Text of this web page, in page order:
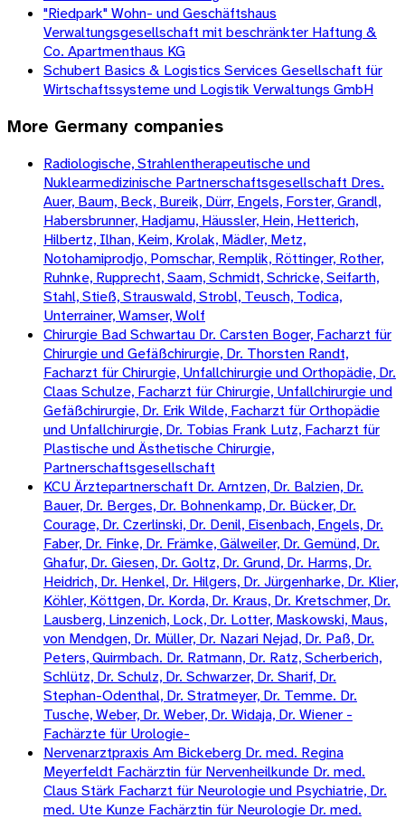
"Riedpark" Wohn- und Geschäftshaus
Verwaltungsgesellschaft mit beschränkter Haftung &
Co. Apartmenthaus KG
Schubert Basics & Logistics Services Gesellschaft für
Wirtschaftssysteme und Logistik Verwaltungs GmbH
More Germany companies
Radiologische, Strahlentherapeutische und
Nuklearmedizinische Partnerschaftsgesellschaft Dres.
Auer, Baum, Beck, Bureik, Dürr, Engels, Forster, Grandl,
Habersbrunner, Hadjamu, Häussler, Hein, Hetterich,
Hilbertz, Ilhan, Keim, Krolak, Mädler, Metz,
Notohamiprodjo, Pomschar, Remplik, Röttinger, Rother,
Ruhnke, Rupprecht, Saam, Schmidt, Schricke, Seifarth,
Stahl, Stieß, Strauswald, Strobl, Teusch, Todica,
Unterrainer, Wamser, Wolf
Chirurgie Bad Schwartau Dr. Carsten Boger, Facharzt für
Chirurgie und Gefäßchirurgie, Dr. Thorsten Randt,
Facharzt für Chirurgie, Unfallchirurgie und Orthopädie, Dr.
Claas Schulze, Facharzt für Chirurgie, Unfallchirurgie und
Gefäßchirurgie, Dr. Erik Wilde, Facharzt für Orthopädie
und Unfallchirurgie, Dr. Tobias Frank Lutz, Facharzt für
Plastische und Ästhetische Chirurgie,
Partnerschaftsgesellschaft
KCU Ärztepartnerschaft Dr. Arntzen, Dr. Balzien, Dr.
Bauer, Dr. Berges, Dr. Bohnenkamp, Dr. Bücker, Dr.
Courage, Dr. Czerlinski, Dr. Denil, Eisenbach, Engels, Dr.
Faber, Dr. Finke, Dr. Främke, Gälweiler, Dr. Gemünd, Dr.
Ghafur, Dr. Giesen, Dr. Goltz, Dr. Grund, Dr. Harms, Dr.
Heidrich, Dr. Henkel, Dr. Hilgers, Dr. Jürgenharke, Dr. Klier,
Köhler, Köttgen, Dr. Korda, Dr. Kraus, Dr. Kretschmer, Dr.
Lausberg, Linzenich, Lock, Dr. Lotter, Maskowski, Maus,
von Mendgen, Dr. Müller, Dr. Nazari Nejad, Dr. Paß, Dr.
Peters, Quirmbach. Dr. Ratmann, Dr. Ratz, Scherberich,
Schlütz, Dr. Schulz, Dr. Schwarzer, Dr. Sharif, Dr.
Stephan-Odenthal, Dr. Stratmeyer, Dr. Temme. Dr.
Tusche, Weber, Dr. Weber, Dr. Widaja, Dr. Wiener -
Fachärzte für Urologie-
Nervenarztpraxis Am Bickeberg Dr. med. Regina
Meyerfeldt Fachärztin für Nervenheilkunde Dr. med.
Claus Stärk Facharzt für Neurologie und Psychiatrie, Dr.
med. Ute Kunze Fachärztin für Neurologie Dr. med.